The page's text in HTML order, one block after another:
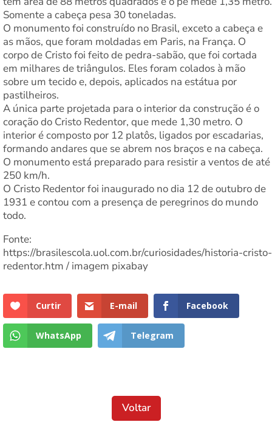
Somente a cabeça pesa 30 toneladas.
O monumento foi construído no Brasil, exceto a cabeça e
as mãos, que foram moldadas em Paris, na França. O
corpo de Cristo foi feito de pedra-sabão, que foi cortada
em milhares de triângulos. Eles foram colados à mão
sobre um tecido e, depois, aplicados na estátua por
pastilheiros.
A única parte projetada para o interior da construção é o
coração do Cristo Redentor, que mede 1,30 metro. O
interior é composto por 12 platôs, ligados por escadarias,
formando andares que se abrem nos braços e na cabeça.
O monumento está preparado para resistir a ventos de até
250 km/h.
O Cristo Redentor foi inaugurado no dia 12 de outubro de
1931 e contou com a presença de peregrinos do mundo
todo.
Fonte:
https://brasilescola.uol.com.br/curiosidades/historia-cristo-
redentor.htm / imagem pixabay
Curtir E-mail Facebook
WhatsApp Telegram
Voltar